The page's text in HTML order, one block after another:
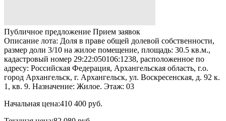
Публичное предложение Прием заявок
Описание лота: Доля в праве общей долевой собственности,
размер доли 3/10 на жилое помещение, площадь: 30.5 кв.м.,
кадастровый номер 29:22:050106:1238, расположенное по
адресу: Российская Федерация, Архангельская область, г.о.
город Архангельск, г. Архангельск, ул. Воскресенская, д. 92 к.
1, кв. 9. Назначение: Жилое. Этаж: 03
Начальная цена:410 400 руб.